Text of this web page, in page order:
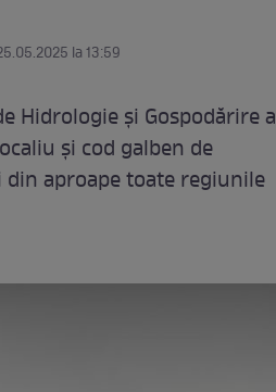
la 13:59
Hidrologie și Gospodărire a
și cod galben de
aproape toate regiunile